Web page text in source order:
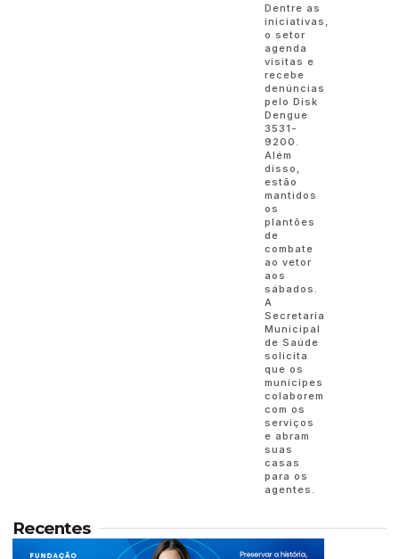
Dentre as
iniciativas,
o setor
agenda
visitas e
recebe
denúncias
pelo Disk
Dengue
3531-
9200.
Além
disso,
estão
mantidos
os
plantões
de
combate
ao vetor
aos
sábados.
A
Secretaria
Municipal
de Saúde
solicita
que os
munícipes
colaborem
com os
serviços
e abram
suas
casas
para os
agentes.
Recentes